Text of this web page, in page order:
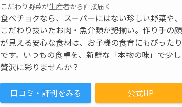
こだわり野菜が生産者から直接届く
食べチョクなら、スーパーにはない珍しい野菜や、
こだわり抜いたお肉・魚介類が勢揃い。作り手の顔
が見える安心な食材は、お子様の食育にもぴったり
です。いつもの食卓を、新鮮な「本物の味」で少し
贅沢に彩りませんか？
口コミ・評判をみる 公式HP